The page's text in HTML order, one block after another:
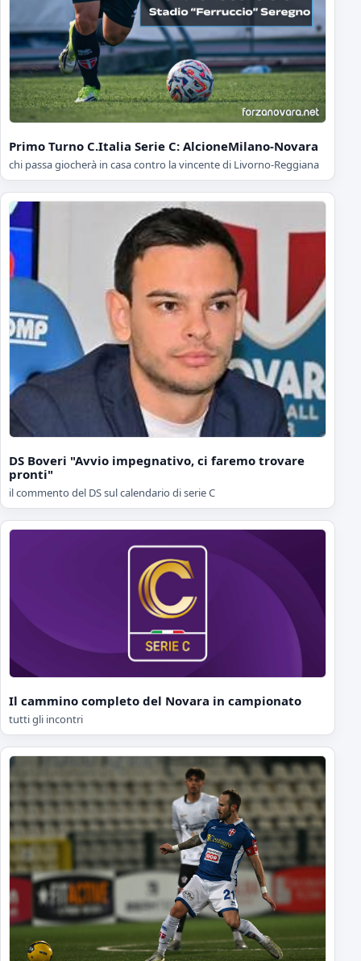
Primo Turno C.Italia Serie C: AlcioneMilano-Novara
chi passa giocherà in casa contro la vincente di Livorno-Reggiana
DS Boveri "Avvio impegnativo, ci faremo trovare
pronti"
il commento del DS sul calendario di serie C
Il cammino completo del Novara in campionato
tutti gli incontri